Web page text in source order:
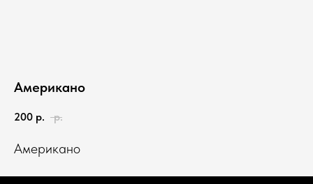
Американо
200 р. р.
Американо